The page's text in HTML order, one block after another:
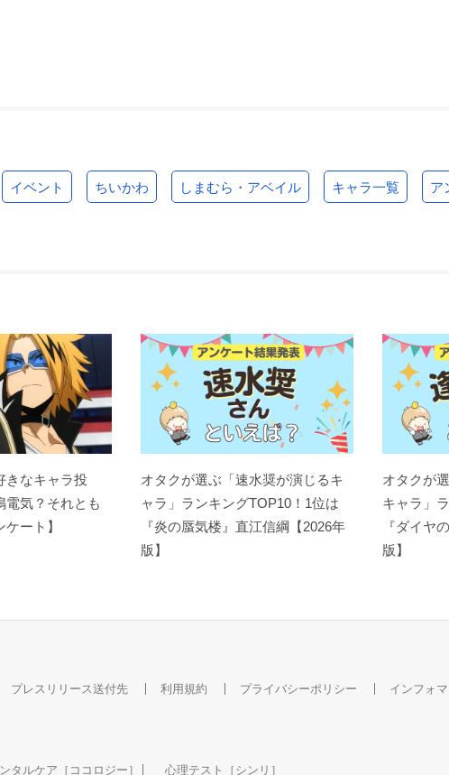
イベント ちいかわ しまむら・アベイル キャラ一覧 ア
きなキャラ投
電気？それとも
ート】
オタクが選ぶ「速水奨が演じるキ
ャラ」ランキングTOP10！1位は
『炎の蜃気楼』直江信綱【2026年
版】
オタクが
キャラ」
『ダイヤ
版】
プレスリリース送付先 利用規約 プライバシーポリシー インフォ
タルケア［ココロジー］ 心理テスト［シンリ］